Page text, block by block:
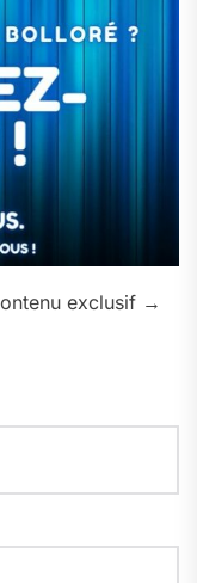
exclusif →